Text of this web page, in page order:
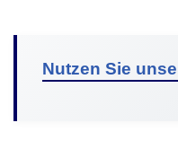
Nutzen Sie